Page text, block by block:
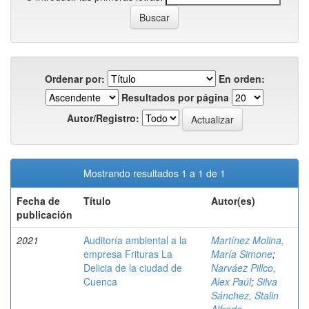
Ordenar por:
En orden:
Resultados por página
Autor/Registro:
Mostrando resultados 1 a 1 de 1
Fecha de
publicación
Título Autor(es)
2021
Auditoría ambiental a la
empresa Frituras La
Delicia de la ciudad de
Cuenca
Martínez Molina,
María Simone;
Narváez Pillco,
Alex Paúl; Silva
Sánchez, Stalin